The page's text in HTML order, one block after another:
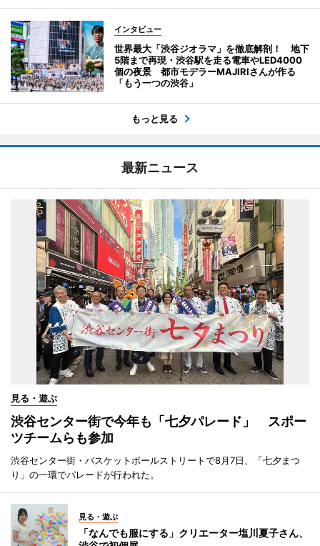
インタビュー
世界最大「渋谷ジオラマ」を徹底解剖！ 地下
5階まで再現・渋谷駅を走る電車やLED4000
個の夜景 都市モデラーMAJIRIさんが作る
「もう一つの渋谷」
もっと見る
最新ニュース
見る・遊ぶ
渋谷センター街で今年も「七夕パレード」 スポー
ツチームらも参加
渋谷センター街・バスケットボールストリートで8月7日、「七夕まつ
り」の一環でパレードが行われた。
見る・遊ぶ
「なんでも服にする」クリエーター塩川夏子さん、